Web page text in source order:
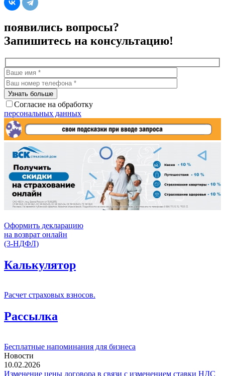
появились вопросы?
Запишитесь на консультацию!
Согласие на обработку
персональных данных
Оформить декларацию
на возврат онлайн
(3-НДФЛ)
Калькулятор
Расчет страховых взносов.
Рассылка
Бесплатные напоминания для бизнеса
Новости
10.02.2026
Изменение цены договора в связи с изменением ставки НДС